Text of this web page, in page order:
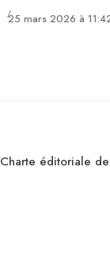
25 mars 2026 à
Charte éditoriale